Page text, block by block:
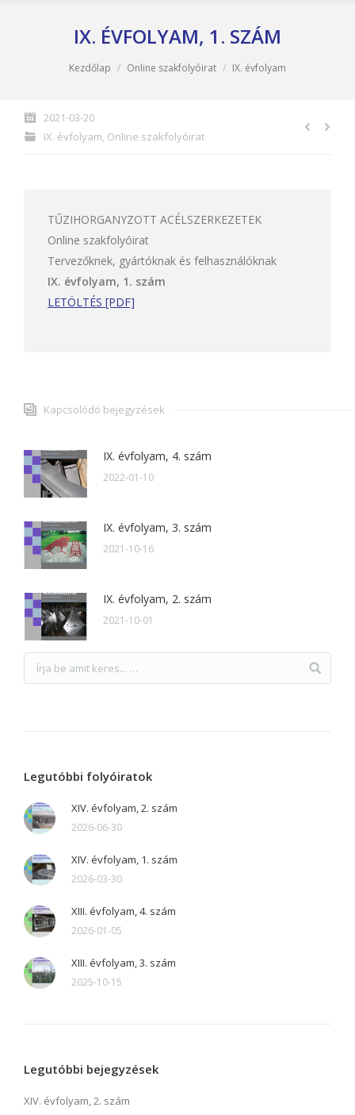
IX. ÉVFOLYAM, 1. SZÁM
You are here:
Kezdőlap Online szakfolyóirat IX. évfolyam
2021-03-20
IX. évfolyam, Online szakfolyóirat
TŰZIHORGANYZOTT ACÉLSZERKEZETEK
Online szakfolyóirat
Tervezőknek, gyártóknak és felhasználóknak
IX. évfolyam, 1. szám
LETÖLTÉS [PDF]
Kapcsolódó bejegyzések
IX. évfolyam, 4. szám
2022-01-10
IX. évfolyam, 3. szám
2021-10-16
IX. évfolyam, 2. szám
2021-10-01
Legutóbbi folyóiratok
XIV. évfolyam, 2. szám
2026-06-30
XIV. évfolyam, 1. szám
2026-03-30
XIII. évfolyam, 4. szám
2026-01-05
XIII. évfolyam, 3. szám
2025-10-15
Legutóbbi bejegyzések
XIV. évfolyam, 2. szám